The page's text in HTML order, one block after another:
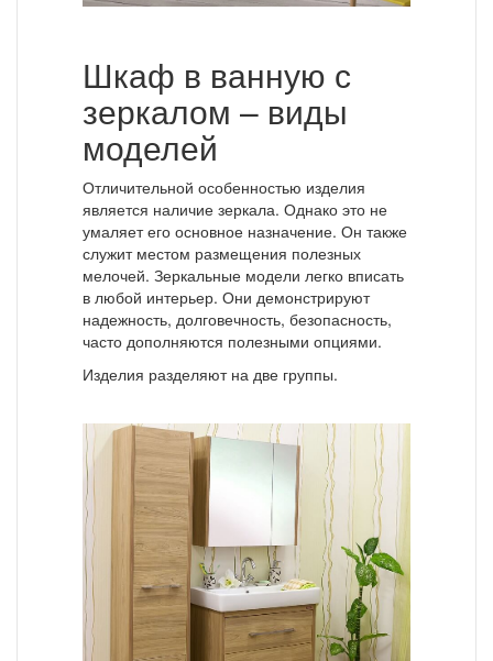
Шкаф в ванную с
зеркалом – виды
моделей
Отличительной особенностью изделия
является наличие зеркала. Однако это не
умаляет его основное назначение. Он также
служит местом размещения полезных
мелочей. Зеркальные модели легко вписать
в любой интерьер. Они демонстрируют
надежность, долговечность, безопасность,
часто дополняются полезными опциями.
Изделия разделяют на две группы.